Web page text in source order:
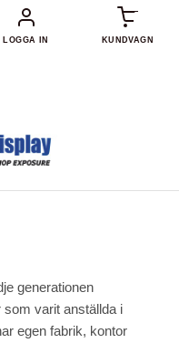
LOGGA IN KUNDVAGN
generationen
varit anställda i
egen fabrik, kontor